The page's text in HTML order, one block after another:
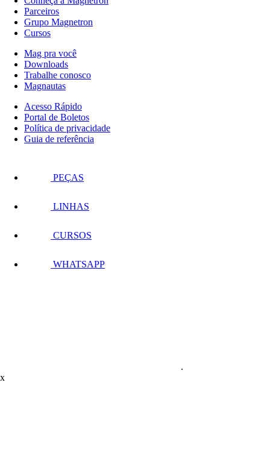
Parceiros
Grupo Magnetron
Cursos
Mag pra você
Downloads
Trabalhe conosco
Magnautas
Acesso Rápido
Portal de Boletos
Política de privacidade
Guia de referência
PEÇAS
LINHAS
CURSOS
WHATSAPP
.
x